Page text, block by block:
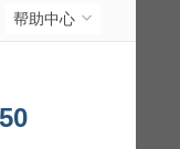
帮助中心